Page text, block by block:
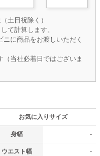
土日祝除く）
して計算します。
ニに商品をお渡しいただく
（当社必着日ではございま
お気に入りサイズ
身幅 -
ウエスト幅 -